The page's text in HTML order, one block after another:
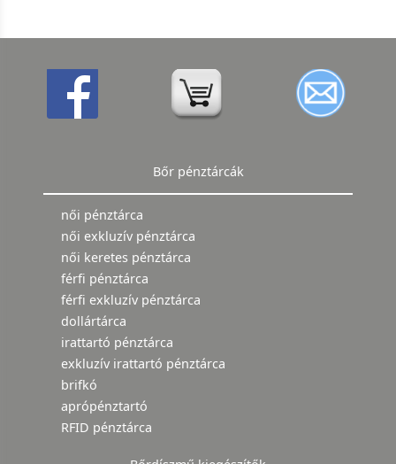
Bőr pénztárcák
női pénztárca
női exkluzív pénztárca
női keretes pénztárca
férfi pénztárca
férfi exkluzív pénztárca
dollártárca
irattartó pénztárca
exkluzív irattartó pénztárca
brifkó
aprópénztartó
RFID pénztárca